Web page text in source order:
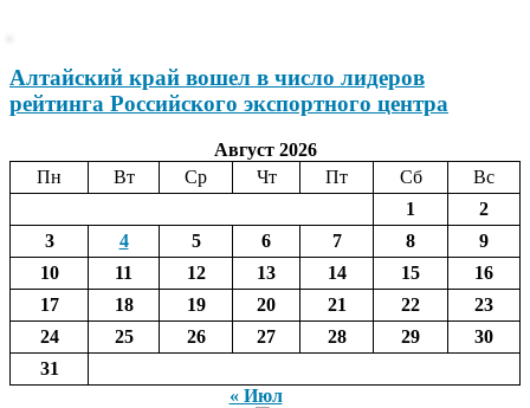
Алтайский край вошел в число лидеров
рейтинга Российского экспортного центра
Август 2026
Пн
Вт Ср Чт Пт Сб
Вс
1
2
3
4 5 6 7 8
9
10
11 12 13 14 15
16
17
18 19 20 21 22
23
24
25 26 27 28 29
30
31
« Июл